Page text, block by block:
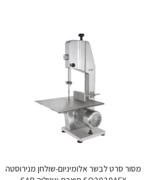
מסור סרט לבשר אלומיניום-שולחן מנירוסטה